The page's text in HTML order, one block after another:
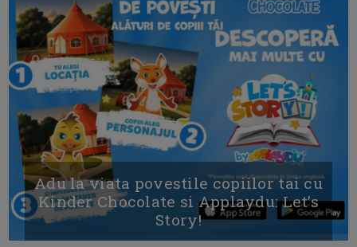
Adu la viata povestile copiilor tai cu
Kinder Chocolate si Applaydu: Let’s
Story!